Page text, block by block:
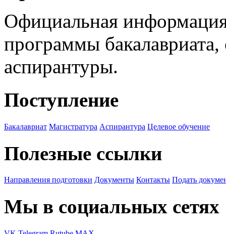
Официальная
программы
аспирантуры.
Поступление
Бакалавриат Магистратура Аспирантура Целевое обучение
Полезные ссылки
Направления подготовки Документы Контакты Подать
Мы в социальных сетях